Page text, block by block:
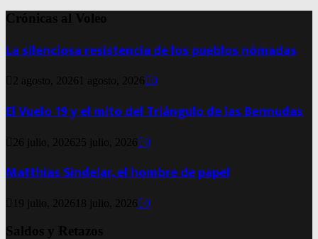
Crónicas al Voleo
La silenciosa resistencia de los pueblos nómadas
2 agosto, 2026 1 agosto, 2026 0
El Vuelo 19 y el mito del Triángulo de las Bermudas
26 julio, 2026 25 julio, 2026 0
Matthias Sindelar, el hombre de papel
19 julio, 2026 18 julio, 2026 0
Saldos y Retazos